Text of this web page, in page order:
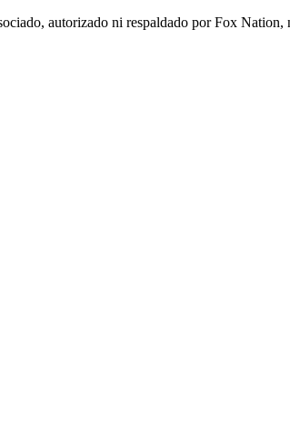
autorizado ni respaldado por Fox